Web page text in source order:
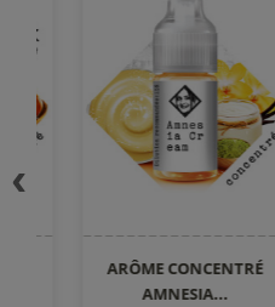
ARÔME CONCENTRÉ
AMNESIA...